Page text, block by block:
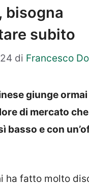
bisogna
subito
di Francesco
giunge
di mercato
basso e con
ha fatto molto